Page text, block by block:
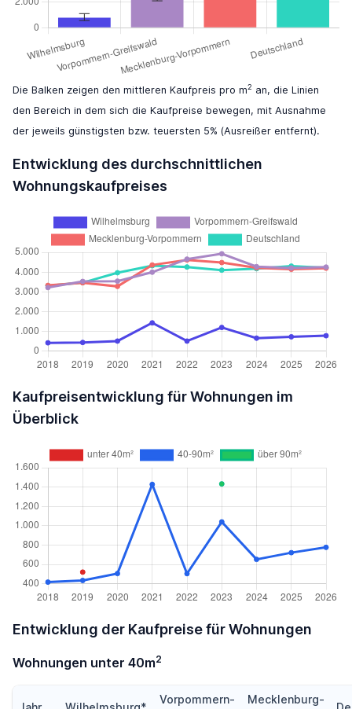
Die Balken zeigen den mittleren Kaufpreis pro m2 an, die Linien
den Bereich in dem sich die Kaufpreise bewegen, mit Ausnahme
der jeweils günstigsten bzw. teuersten 5% (Ausreißer entfernt).
Entwicklung des durchschnittlichen
Wohnungskaufpreises
Kaufpreisentwicklung für Wohnungen im
Überblick
Entwicklung der Kaufpreise für Wohnungen
Wohnungen unter 40m2
Vorpommern-
Mecklenburg-